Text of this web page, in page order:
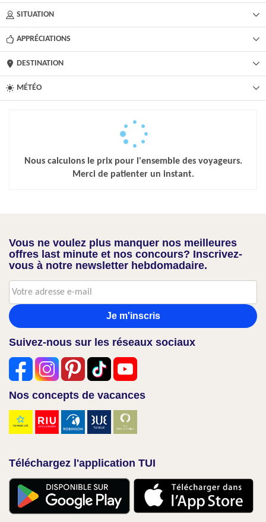
SITUATION
APPRÉCIATIONS
DESTINATION
MÉTÉO
Nous calculons le prix pour l'ensemble des voyageurs.
Merci de patienter un instant.
Vous ne voulez plus manquer nos meilleures
offres last minute et nos concours? Inscrivez-
vous à notre newsletter hebdomadaire.
Je m'inscris
Suivez-nous sur les réseaux sociaux
Nos concepts de vacances
Téléchargez l'application TUI